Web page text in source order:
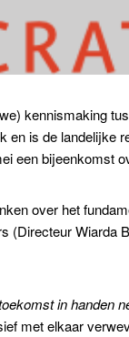
kennismaking
en is de landelijke
een bijeenkomst
over het
(Directeur
in handen
met elkaar